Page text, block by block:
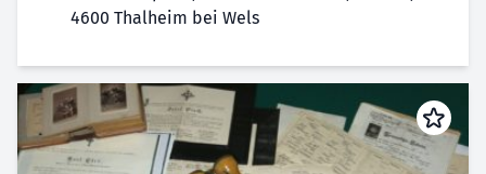
4600 Thalheim bei Wels